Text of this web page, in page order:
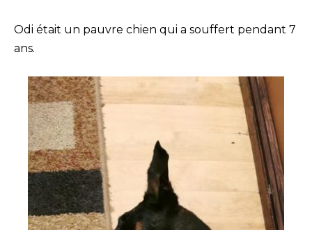
Odi était un pauvre chien qui a souffert pendant 7
ans.